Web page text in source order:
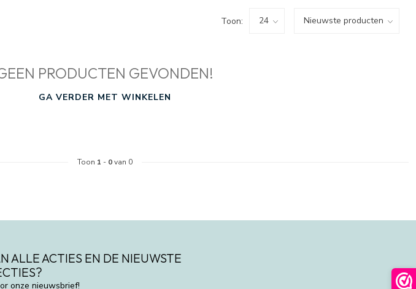
Toon:
PRODUCTEN GEVONDEN!
GA VERDER MET WINKELEN
Toon 1 - 0van 0
ALLE ACTIES EN DE NIEUWSTE
onze nieuwsbrief!